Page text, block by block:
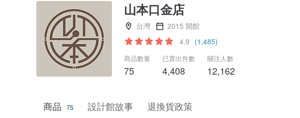
山本口金店
台灣
2015 開館
4.9 (1,485)
商品數量
75
已賣出件數
4,408
關注人數
12,162
商品 75 設計館故事 退換貨政策